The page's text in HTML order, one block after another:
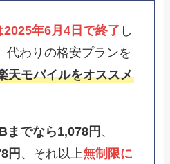
年6月4日で終了 し
代わりの格安プランを
天モバイルをオススメ
までなら1,078円 、
円 、それ以上無制限に